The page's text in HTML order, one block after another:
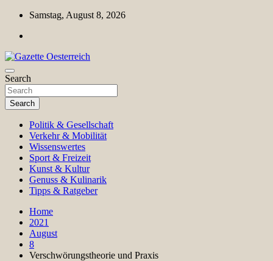
Skip
content
Samstag, August 8, 2026
Gazette Oesterreich
Magazin für Freizeit, Politik, Kultur & Wissenschaft
Search
Search
Politik & Gesellschaft
Verkehr & Mobilität
Wissenswertes
Sport & Freizeit
Kunst & Kultur
Genuss & Kulinarik
Tipps & Ratgeber
Home
2021
August
8
Verschwörungstheorie und Praxis